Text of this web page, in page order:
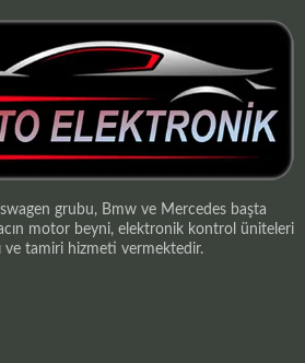
grubu, Bmw ve Mercedes başta
motor beyni, elektronik kontrol üniteleri
ve tamiri hizmeti vermektedir.